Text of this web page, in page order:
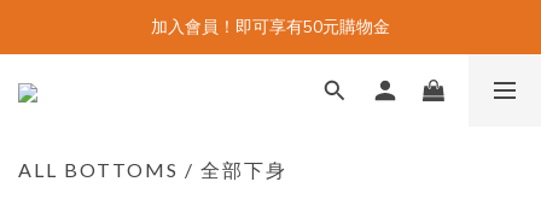
加入會員！即可享有50元購物金
ALL BOTTOMS / 全部下身